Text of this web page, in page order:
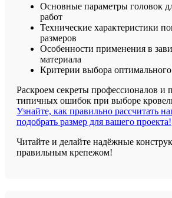
Основные параметры головок
работ
Технические характеристики
размеров
Особенности применения в
материала
Критерии выбора
Раскроем секреты профессионалов и
типичных ошибок при выборе
Узнайте, как правильно рассчитать
подобрать размер для вашего проекта!
Читайте и делайте надёжные
правильным крепежом!